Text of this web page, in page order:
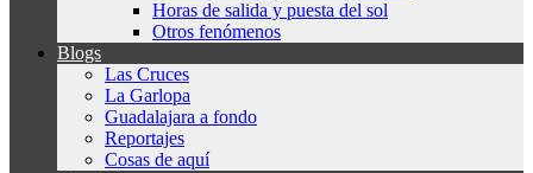
Horas de salida y puesta del sol
Otros fenómenos
Blogs
Las Cruces
La Garlopa
Guadalajara a fondo
Reportajes
Cosas de aquí